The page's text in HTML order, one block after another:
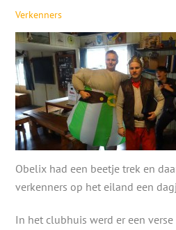
Verkenners
Obelix had een beetje trek en
verkenners op het eiland een
In het clubhuis werd er een